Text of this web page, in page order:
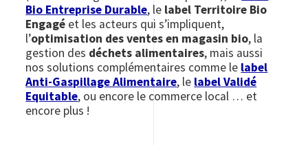
Bio Entreprise Durable, le label Territoire Bio
Engagé et les acteurs qui s’impliquent,
l’optimisation des ventes en magasin bio, la
gestion des déchets alimentaires, mais aussi
nos solutions complémentaires comme le label
Anti-Gaspillage Alimentaire, le label Validé
Equitable, ou encore le commerce local … et
encore plus !